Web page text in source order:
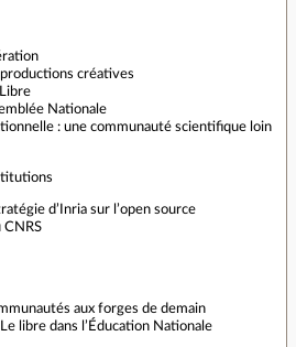
créatives
Nationale
: une communauté scientifique loin
d’Inria sur l’open source
CNRS
aux forges de demain
libre dans l’Éducation Nationale